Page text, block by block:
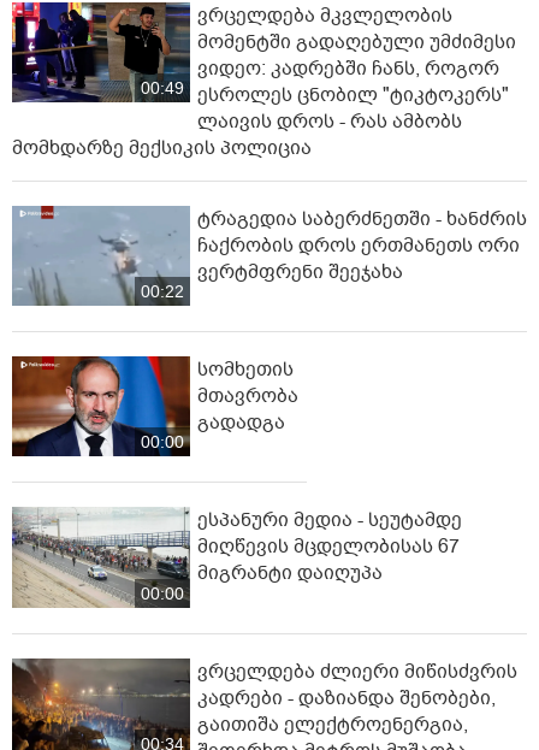
00:49
ვრცელდება მკვლელობის
მომენტში გადაღებული უმძიმესი
ვიდეო: კადრებში ჩანს, როგორ
ესროლეს ცნობილ "ტიკტოკერს"
ლაივის დროს - რას ამბობს
მომხდარზე მექსიკის პოლიცია
00:22
ტრაგედია საბერძნეთში - ხანძრის
ჩაქრობის დროს ერთმანეთს ორი
ვერტმფრენი შეეჯახა
00:00
სომხეთის
მთავრობა
გადადგა
00:00
ესპანური მედია - სეუტამდე
მიღწევის მცდელობისას 67
მიგრანტი დაიღუპა
00:34
ვრცელდება ძლიერი მიწისძვრის
კადრები - დაზიანდა შენობები,
გაითიშა ელექტროენერგია,